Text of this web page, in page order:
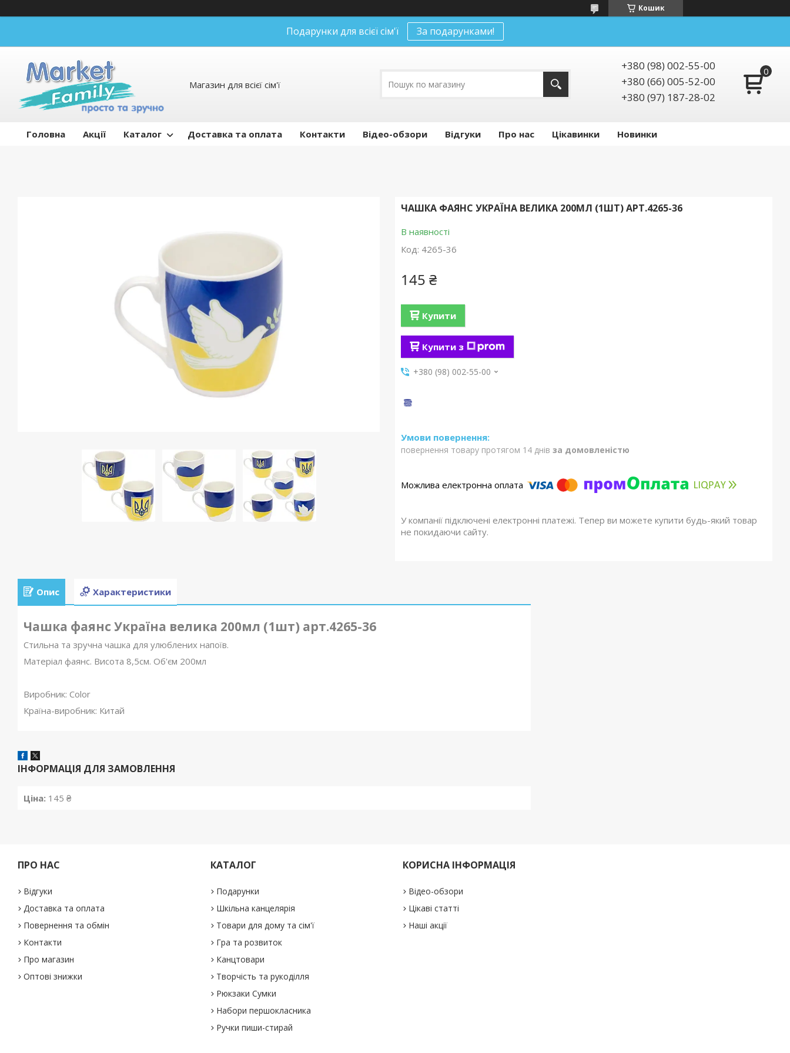
Кошик
Подарунки для всієї сім'ї За подарунками!
Магазин для всієї сім'ї
+380 (98) 002-55-00
+380 (66) 005-52-00
+380 (97) 187-28-02
Головна Акції Каталог Доставка та оплата Контакти Відео-обзори Відгуки Про нас Цікавинки Новинки
ЧАШКА ФАЯНС УКРАЇНА ВЕЛИКА 200МЛ (1ШТ) АРТ.4265-36
В наявності
Код: 4265-36
145 ₴
Купити
Купити з
+380 (98) 002-55-00
повернення товару протягом 14 днів за домовленістю
У компанії підключені електронні платежі. Тепер ви можете купити будь-який товар
не покидаючи сайту.
Опис Характеристики
Чашка фаянс Україна велика 200мл (1шт) арт.4265-36
Стильна та зручна чашка для улюблених напоїв.
Матеріал фаянс. Висота 8,5см. Об'єм 200мл
Виробник: Color
Країна-виробник: Китай
ІНФОРМАЦІЯ ДЛЯ ЗАМОВЛЕННЯ
Ціна: 145 ₴
ПРО НАС
Відгуки
Доставка та оплата
Повернення та обмін
Контакти
Про магазин
Оптові знижки
КАТАЛОГ
Подарунки
Шкільна канцелярія
Товари для дому та сім'ї
Гра та розвиток
Канцтовари
Творчість та рукоділля
Рюкзаки Сумки
Набори першокласника
Ручки пиши-стирай
КОРИСНА ІНФОРМАЦІЯ
Відео-обзори
Цікаві статті
Наші акції